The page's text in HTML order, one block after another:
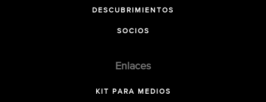
DESCUBRIMIENTOS
SOCIOS
Enlaces
KIT PARA MEDIOS